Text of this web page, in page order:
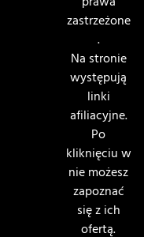
zastrzeżone
.
Na stronie
występują
linki
afiliacyjne.
Po
kliknięciu w
nie możesz
zapoznać
się z ich
ofertą.